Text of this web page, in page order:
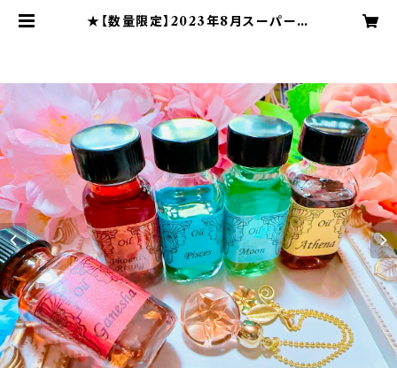
★【数量限定】2023年8月スーパーム